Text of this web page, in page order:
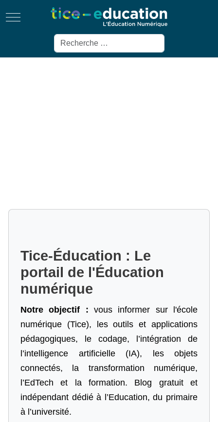
Mobile Menu Toggle
Rechercher
Tice-Éducation : Le
portail de l'Éducation
numérique
Notre objectif : vous informer sur l'école
numérique (Tice), les outils et applications
pédagogiques, le codage,
l’intégration de
l’intelligence artificielle (IA), les objets
connectés, la transformation numérique,
l’EdTech et la formation. Blog gratuit et
indépendant dédié à l’Education, du primaire
à l’université.